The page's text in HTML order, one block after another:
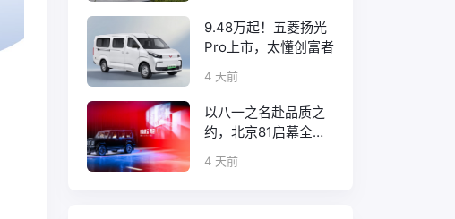
9.48万起！五菱扬光
Pro上市，太懂创富者
4 天前
以八一之名赴品质之
约，北京81启幕全新
口碑征程
4 天前